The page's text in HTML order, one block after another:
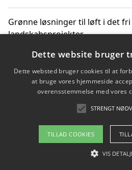
Grønne løsninger til løft i det
landskabsprojekter
Gør haven til et frirum for
Copyright 2026 -
Om / kontakt
Blog
Dette website bruger
Dette websted bruger cookies til at
at bruge vores hjemmeside
overensstemmelse med vores
STRENGT
TILLAD COOKIES
VIS